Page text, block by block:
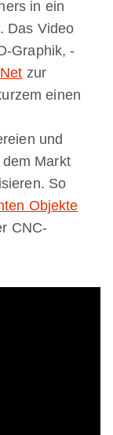
in ein
Das Video
Graphik, -
zur
einen
und
Markt
So
Objekte
CNC-